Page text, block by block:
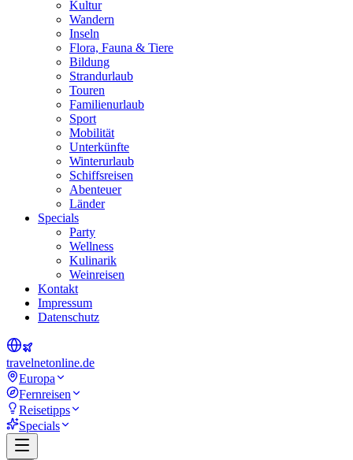
Kultur
Wandern
Inseln
Flora, Fauna & Tiere
Bildung
Strandurlaub
Touren
Familienurlaub
Sport
Mobilität
Unterkünfte
Winterurlaub
Schiffsreisen
Abenteuer
Länder
Specials
Party
Wellness
Kulinarik
Weinreisen
Kontakt
Impressum
Datenschutz
travelnetonline.de
Europa
Fernreisen
Reisetipps
Specials